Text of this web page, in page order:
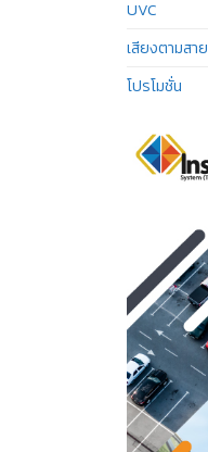
UVC
เสียงตามสาย
โปรโมชั่น